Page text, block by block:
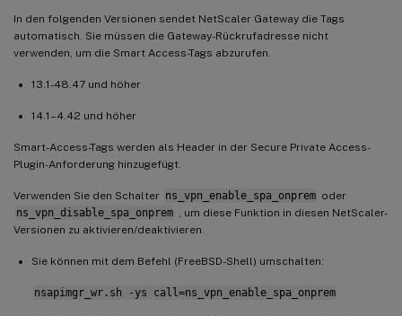
In den folgenden Versionen sendet NetScaler Gateway die Tags
automatisch. Sie müssen die Gateway-Rückrufadresse nicht
verwenden, um die Smart Access-Tags abzurufen.
13.1-48.47 und höher
14.1–4.42 und höher
Smart-Access-Tags werden als Header in der Secure Private Access-
Plugin-Anforderung hinzugefügt.
Verwenden Sie den Schalter ns_vpn_enable_spa_onprem oder
ns_vpn_disable_spa_onprem
, um diese Funktion in diesen NetScaler-
Versionen zu aktivieren/deaktivieren.
Sie können mit dem Befehl (FreeBSD-Shell) umschalten:
nsapimgr_wr.sh -ys call=ns_vpn_enable_spa_onprem